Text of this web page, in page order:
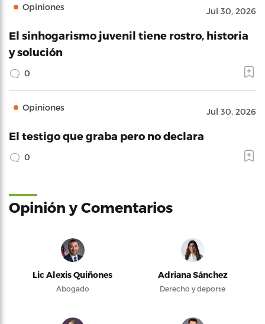
Opiniones Jul 30, 2026
El sinhogarismo juvenil tiene rostro, historia
y solución
0
Opiniones Jul 30, 2026
El testigo que graba pero no declara
0
Opinión y Comentarios
Lic Alexis Quiñones
Abogado
Adriana Sánchez
Derecho y deporte